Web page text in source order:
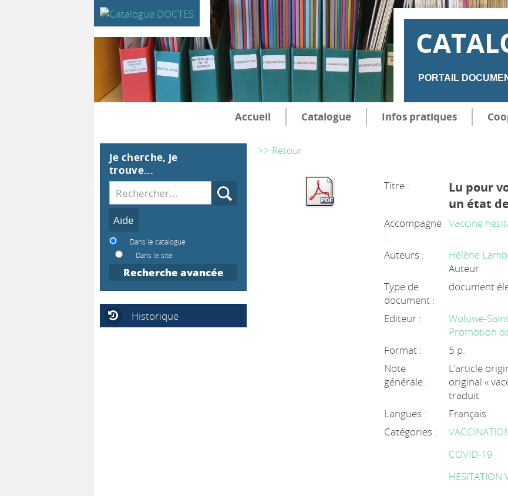
PORTAIL
Accueil Catalogue Infos pratiques
>> Retour
Titre :
Lu pour
un état
Accompagne
:
Vaccine
Auteurs : Hélène
Auteur
Type de
document :
document
Editeur :
Woluwe-
Promotion
Format :
5 p.
Note
générale :
L’article
original «
traduit
Langues :
Français
Catégories :
COVID-19
HESITATION
Je cherche, je
trouve...
Recherche
Dans le catalogue
Dans le site
Recherche avancée
Historique